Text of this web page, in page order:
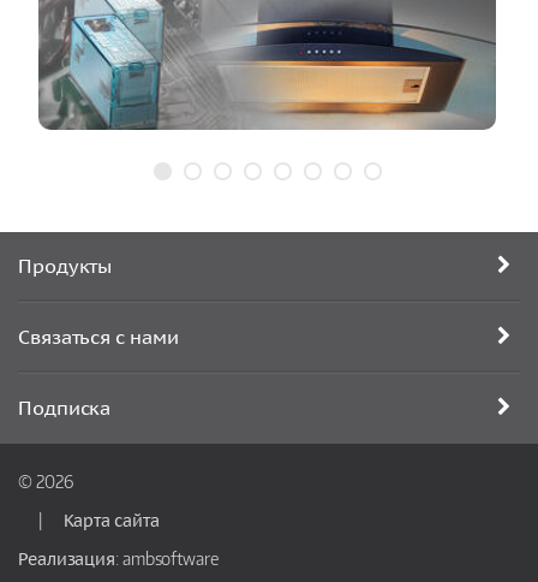
Продукты
Связаться с нами
Подписка
© 2026
Карта сайта
Реализация: ambsoftware